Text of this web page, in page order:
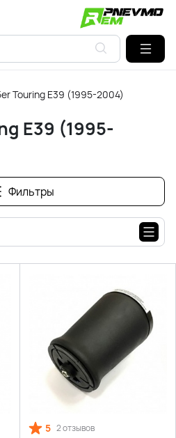
Touring E39 (1995-2004)
E39 (1995-
Фильтры
5 2 отзывов